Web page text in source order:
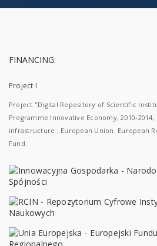
FINANCING:
Project I
Project "Digital Repository of Scientific
Programme Innovative Economy, 2010-2014,
infrastructure ; European Union. European
Fund.